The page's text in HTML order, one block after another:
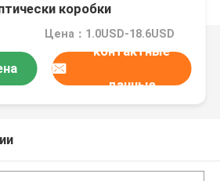
коробки
сплиттер ПЛК 1кс8 СК/АПК
Цена：1.0USD-18.6USD
контактные
данные